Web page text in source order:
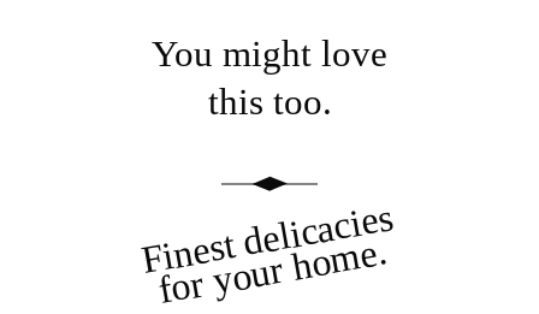
You might love
this too.
Finest delicacies
for your home.